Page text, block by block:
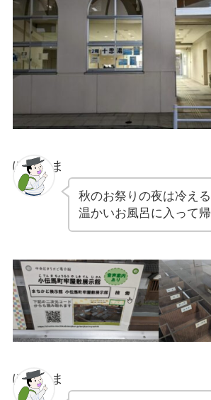
ぽちゃま
秋のお祭りの夜は冷える
温かいお風呂に入って帰
ぽちゃま